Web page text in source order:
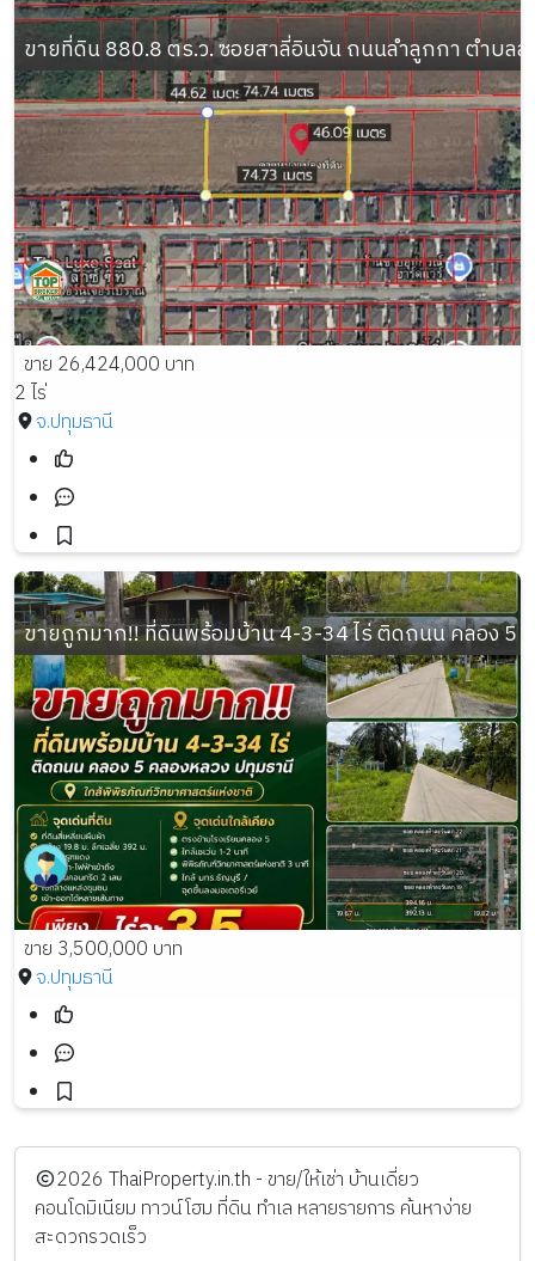
ขายที่ดิน 880.8 ตร.ว. ซอยสาลี่อินจัน ถนนลำลูกกา ตำบล
ขาย 26,424,000 บาท
2 ไร่
จ.ปทุมธานี
ขายถูกมาก!! ที่ดินพร้อมบ้าน 4-3-34 ไร่ ติดถนน คลอง 5
ขาย 3,500,000 บาท
จ.ปทุมธานี
️2026 ThaiProperty.in.th - ขาย/ให้เช่า บ้านเดี่ยว
คอนโดมิเนียม ทาวน์โฮม ที่ดิน ทำเล หลายรายการ ค้นหาง่าย
สะดวกรวดเร็ว